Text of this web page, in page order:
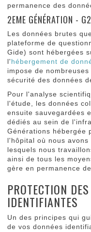
permanence des
2EME GÉNÉRATION - G2
Les données brutes
plateforme de
Gide) sont hébergées
l'hébergement de
impose de
sécurité des données
Pour l'analyse
l'étude, les données
ensuite sauvegardées
dédiés au sein de
Générations hébergée
l'hôpital où nous
lesquels nous
ainsi de tous les
gère en permanence
PROTECTION
IDENTIFIANTES
Un des principes qui
de vos données